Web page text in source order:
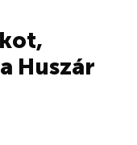
Huszár